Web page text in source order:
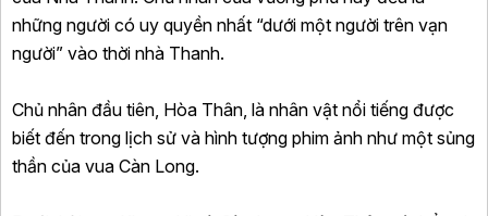
những người có uy quyền nhất “dưới một người trên vạn
người” vào thời nhà Thanh.
Chủ nhân đầu tiên, Hòa Thân, là nhân vật nổi tiếng được
biết đến trong lịch sử và hình tượng phim ảnh như một sủng
thần của vua Càn Long.